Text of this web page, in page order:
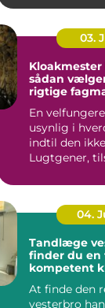
03.
sådan
rigtige
En
usynlig i
indtil den
Lugtgener,
04.
Tandlæge
finder du en
kompetent
At finde den
vesterbro